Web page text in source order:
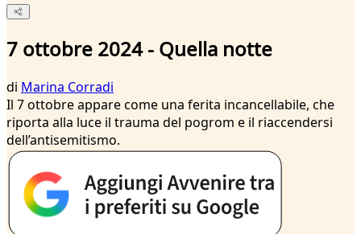
7 ottobre 2024 - Quella notte
di Marina Corradi
Il 7 ottobre appare come una ferita incancellabile, che
riporta alla luce il trauma del pogrom e il riaccendersi
dell’antisemitismo.